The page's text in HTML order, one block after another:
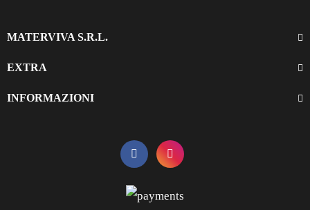
MATERVIVA S.R.L.
EXTRA
INFORMAZIONI